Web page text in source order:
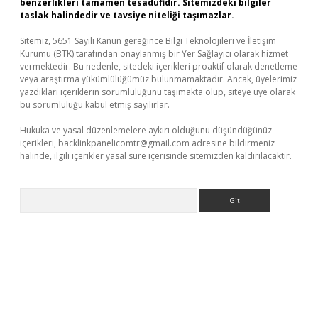
benzerlikleri tamamen tesadüfidir. Sitemizdeki bilgiler
taslak halindedir ve tavsiye niteliği taşımazlar.
Sitemiz, 5651 Sayılı Kanun gereğince Bilgi Teknolojileri ve İletişim
Kurumu (BTK) tarafından onaylanmış bir Yer Sağlayıcı olarak hizmet
vermektedir. Bu nedenle, sitedeki içerikleri proaktif olarak denetleme
veya araştırma yükümlülüğümüz bulunmamaktadır. Ancak, üyelerimiz
yazdıkları içeriklerin sorumluluğunu taşımakta olup, siteye üye olarak
bu sorumluluğu kabul etmiş sayılırlar.
Hukuka ve yasal düzenlemelere aykırı olduğunu düşündüğünüz
içerikleri, backlinkpanelicomtr@gmail.com adresine bildirmeniz
halinde, ilgili içerikler yasal süre içerisinde sitemizden kaldırılacaktır.